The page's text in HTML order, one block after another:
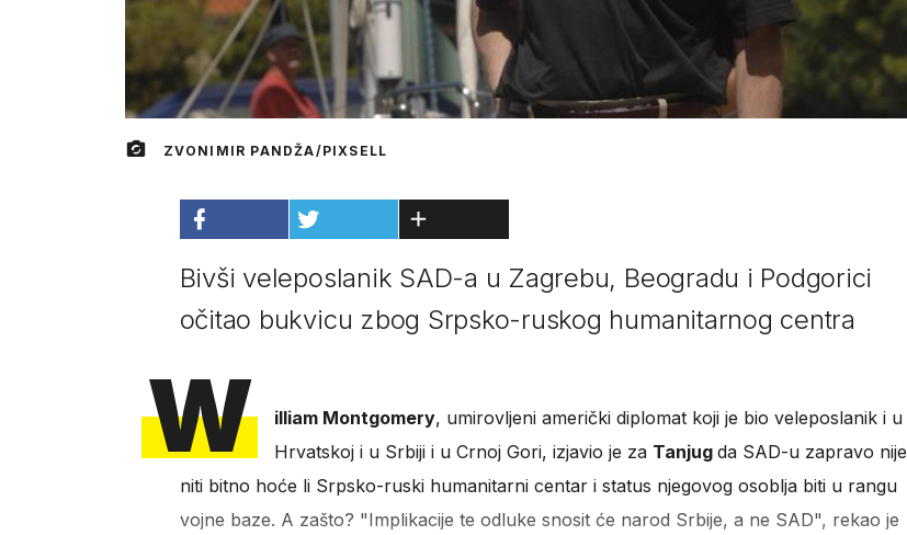
ZVONIMIR PANDŽA/PIXSELL
Bivši veleposlanik SAD-a u Zagrebu, Beogradu i Podgorici
očitao bukvicu zbog Srpsko-ruskog humanitarnog centra
W illiam Montgomery, umirovljeni američki diplomat koji je bio veleposlanik i u
Hrvatskoj i u Srbiji i u Crnoj Gori, izjavio je za Tanjug da SAD-u zapravo nije
niti bitno hoće li Srpsko-ruski humanitarni centar i status njegovog osoblja biti u rangu
vojne baze. A zašto? "Implikacije te odluke snosit će narod Srbije, a ne SAD", rekao je